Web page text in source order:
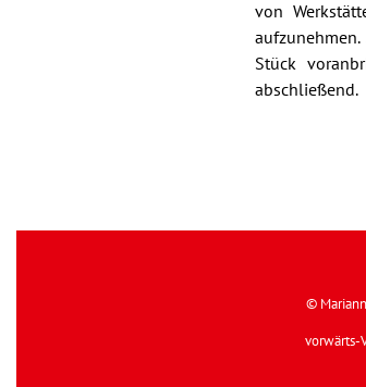
von
Stück
abschließend.
©
vorwärts-